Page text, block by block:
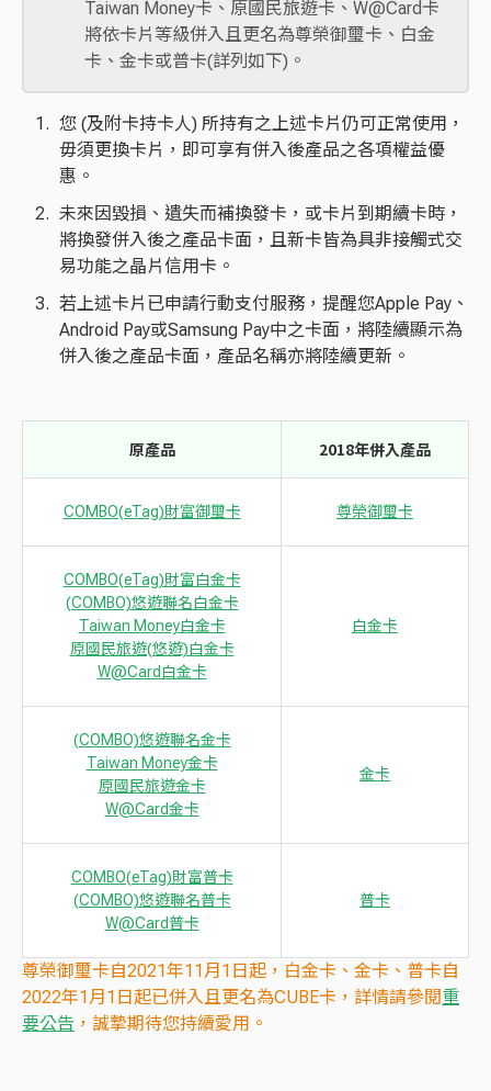
Taiwan Money卡、原國民旅遊卡、W@Card卡
將依卡片等級併入且更名為尊榮御璽卡、白金
卡、金卡或普卡(詳列如下)。
您 (及附卡持卡人) 所持有之上述卡片仍可正常使用，
毋須更換卡片，即可享有併入後產品之各項權益優
惠。
未來因毀損、遺失而補換發卡，或卡片到期續卡時，
將換發併入後之產品卡面，且新卡皆為具非接觸式交
易功能之晶片信用卡。
若上述卡片已申請行動支付服務，提醒您Apple Pay、
Android Pay或Samsung Pay中之卡面，將陸續顯示為
併入後之產品卡面，產品名稱亦將陸續更新。
原產品 2018年併入產品
COMBO(eTag)財富御璽卡 尊榮御璽卡
COMBO(eTag)財富白金卡
(COMBO)悠遊聯名白金卡
Taiwan Money白金卡
原國民旅遊(悠遊)白金卡
W@Card白金卡
白金卡
(COMBO)悠遊聯名金卡
Taiwan Money金卡
原國民旅遊金卡
W@Card金卡
金卡
COMBO(eTag)財富普卡
(COMBO)悠遊聯名普卡
W@Card普卡
普卡
尊榮御璽卡自2021年11月1日起，白金卡、金卡、普卡自
2022年1月1日起已併入且更名為CUBE卡，詳情請參閱重
要公告 ，誠摯期待您持續愛用。